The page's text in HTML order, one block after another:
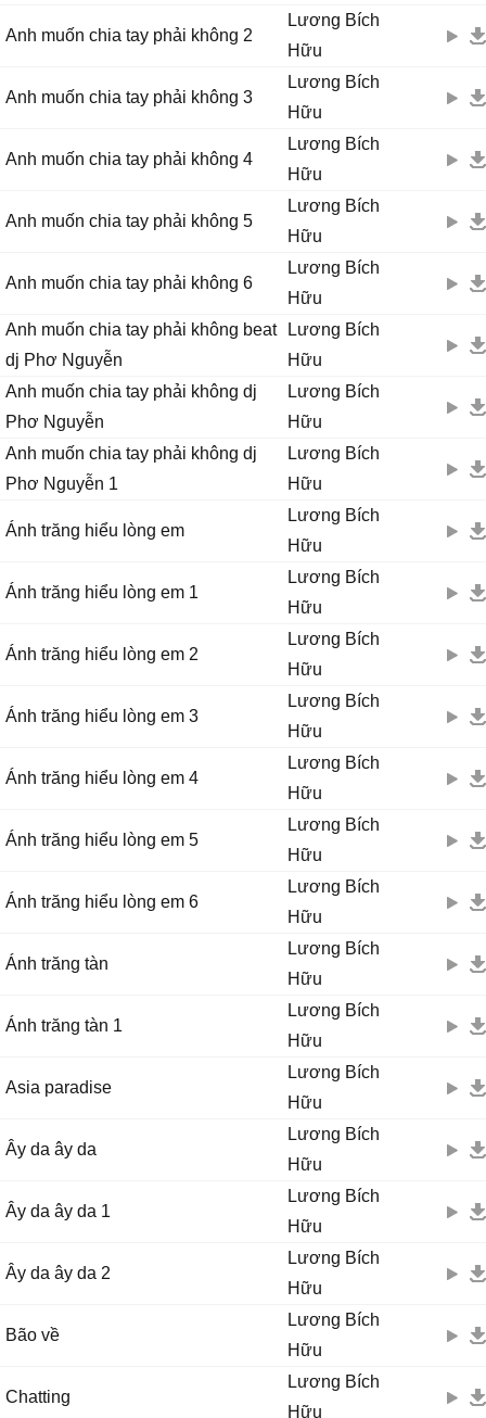
Anh muốn chia tay phải không 2
Lương Bích
Hữu
Anh muốn chia tay phải không 3
Lương Bích
Hữu
Anh muốn chia tay phải không 4
Lương Bích
Hữu
Anh muốn chia tay phải không 5
Lương Bích
Hữu
Anh muốn chia tay phải không 6
Lương Bích
Hữu
Anh muốn chia tay phải không beat
dj Phơ Nguyễn
Lương Bích
Hữu
Anh muốn chia tay phải không dj
Phơ Nguyễn
Lương Bích
Hữu
Anh muốn chia tay phải không dj
Phơ Nguyễn 1
Lương Bích
Hữu
Ánh trăng hiểu lòng em
Lương Bích
Hữu
Ánh trăng hiểu lòng em 1
Lương Bích
Hữu
Ánh trăng hiểu lòng em 2
Lương Bích
Hữu
Ánh trăng hiểu lòng em 3
Lương Bích
Hữu
Ánh trăng hiểu lòng em 4
Lương Bích
Hữu
Ánh trăng hiểu lòng em 5
Lương Bích
Hữu
Ánh trăng hiểu lòng em 6
Lương Bích
Hữu
Ánh trăng tàn
Lương Bích
Hữu
Ánh trăng tàn 1
Lương Bích
Hữu
Asia paradise
Lương Bích
Hữu
Ây da ây da
Lương Bích
Hữu
Ây da ây da 1
Lương Bích
Hữu
Ây da ây da 2
Lương Bích
Hữu
Bão về
Lương Bích
Hữu
Chatting
Lương Bích
Hữu